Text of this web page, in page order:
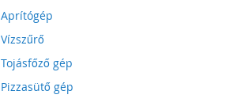
Aprítógép
Vízszűrő
Tojásfőző gép
Pizzasütő gép